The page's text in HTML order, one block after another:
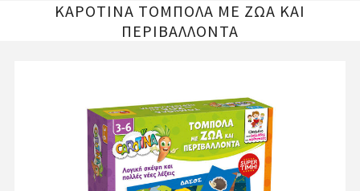
ΚΑΡΟΤΙΝΑ ΤΟΜΠΟΛΑ ΜΕ ΖΩΑ ΚΑΙ
ΠΕΡΙΒΑΛΛΟΝΤΑ